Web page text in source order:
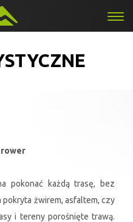
rower
pokonać każdą trasę, bez
żwirem, asfaltem, czy
i tereny porośnięte trawą.